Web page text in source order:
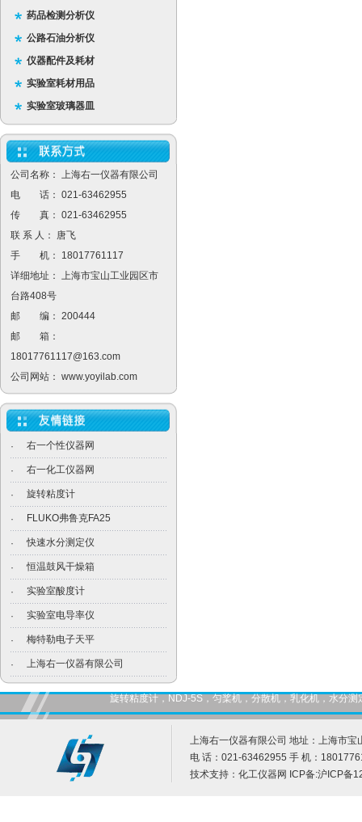
药品检测分析仪
公路石油分析仪
仪器配件及耗材
实验室耗材用品
实验室玻璃器皿
公司名称： 上海右一仪器有限公司
电 话： 021-63462955
传 真： 021-63462955
联 系 人： 唐飞
手 机： 18017761117
详细地址： 上海市宝山工业园区市
台路408号
邮 编： 200444
邮 箱：
18017761117@163.com
公司网站： www.yoyilab.com
· 右一个性仪器网
· 右一化工仪器网
· 旋转粘度计
· FLUKO弗鲁克FA25
· 快速水分测定仪
· 恒温鼓风干燥箱
· 实验室酸度计
· 实验室电导率仪
· 梅特勒电子天平
· 上海右一仪器有限公司
旋转粘度计，NDJ-5S，匀桨机，分散机，乳化机，水分
上海右一仪器有限公司 地址：上海市宝
电 话：021-63462955 手 机：
技术支持： 化工仪器网 ICP备:沪ICP备